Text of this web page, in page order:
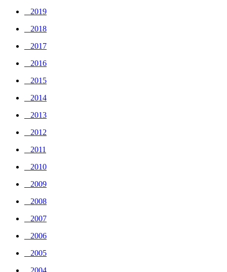
_ 2019
_ 2018
_ 2017
_ 2016
_ 2015
_ 2014
_ 2013
_ 2012
_ 2011
_ 2010
_ 2009
_ 2008
_ 2007
_ 2006
_ 2005